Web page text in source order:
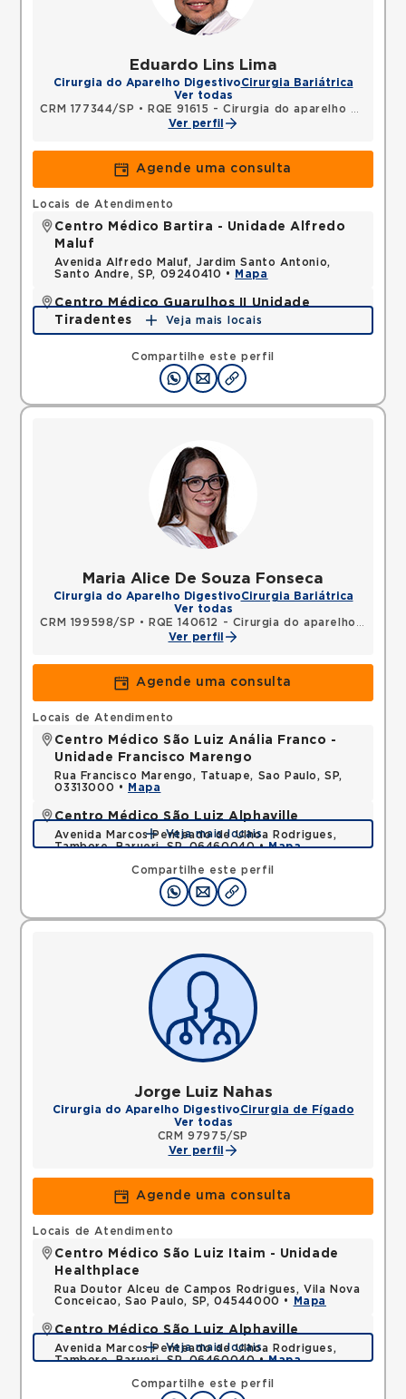
Eduardo Lins Lima
Cirurgia do Aparelho DigestivoCirurgia Bariátrica
Ver todas
CRM 177344/SP •
RQE 91615 - Cirurgia do aparelho digestivo
Ver perfil
Agende uma consulta
Compartilhe este perfil
Locais de Atendimento
Centro Médico Bartira - Unidade Alfredo
Maluf
Avenida Alfredo Maluf, Jardim Santo Antonio,
Santo Andre, SP, 09240410 •
Mapa
Centro Médico Guarulhos II Unidade
Tiradentes
Avenida Tiradentes, Jardim Guarulhos, Guarulhos,
SP, 07090000 •
Mapa
Veja mais locais
Maria Alice De Souza Fonseca
Cirurgia do Aparelho DigestivoCirurgia Bariátrica
Ver todas
CRM 199598/SP •
RQE 140612 - Cirurgia do aparelho digestivo
Ver perfil
Agende uma consulta
Compartilhe este perfil
Locais de Atendimento
Centro Médico São Luiz Anália Franco -
Unidade Francisco Marengo
Rua Francisco Marengo, Tatuape, Sao Paulo, SP,
03313000 •
Mapa
Centro Médico São Luiz Alphaville
Avenida Marcos Penteado de Ulhoa Rodrigues,
Tambore, Barueri, SP, 06460040 •Mapa
Veja mais locais
Jorge Luiz Nahas
Cirurgia do Aparelho DigestivoCirurgia de Fígado
Ver todas
CRM 97975/SP
Ver perfil
Agende uma consulta
Compartilhe este perfil
Locais de Atendimento
Centro Médico São Luiz Itaim - Unidade
Healthplace
Rua Doutor Alceu de Campos Rodrigues, Vila Nova
Conceicao, Sao Paulo, SP, 04544000 •
Mapa
Centro Médico São Luiz Alphaville
Avenida Marcos Penteado de Ulhoa Rodrigues,
Tambore, Barueri, SP, 06460040 •Mapa
Veja mais locais